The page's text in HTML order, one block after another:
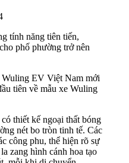
tính năng tiên tiến,
phố phường trở nên
Wuling EV Việt Nam mới
tiên về mẫu xe Wuling
thiết kế ngoại thất bóng
nét bo tròn tinh tế. Các
công phu, thể hiện rõ sự
zang hình cánh hoa tạo